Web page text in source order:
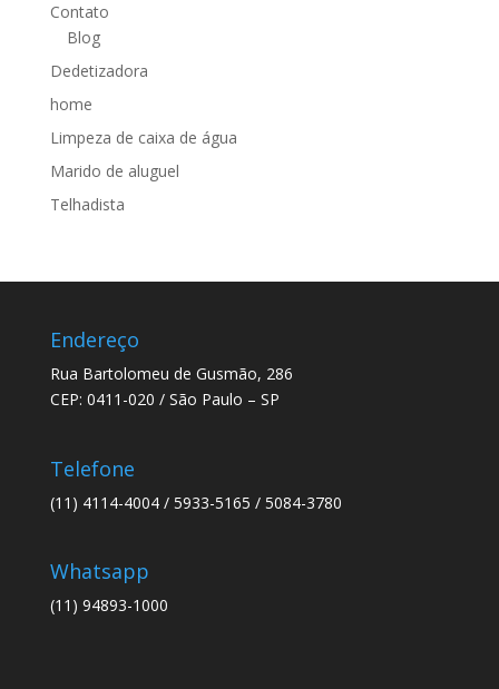
Contato
Blog
Dedetizadora
home
Limpeza de caixa de água
Marido de aluguel
Telhadista
Endereço
Rua Bartolomeu de Gusmão, 286
CEP: 0411-020 / São Paulo – SP
Telefone
(11) 4114-4004 / 5933-5165 / 5084-3780
Whatsapp
(11) 94893-1000